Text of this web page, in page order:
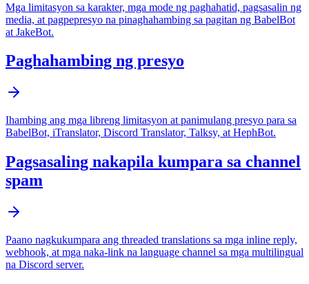
Mga limitasyon sa karakter, mga mode ng paghahatid, pagsasalin ng
media, at pagpepresyo na pinaghahambing sa pagitan ng BabelBot
at JakeBot.
Paghahambing ng presyo
Ihambing ang mga libreng limitasyon at panimulang presyo para sa
BabelBot, iTranslator, Discord Translator, Talksy, at HephBot.
Pagsasaling nakapila kumpara sa channel
spam
Paano nagkukumpara ang threaded translations sa mga inline reply,
webhook, at mga naka-link na language channel sa mga multilingual
na Discord server.